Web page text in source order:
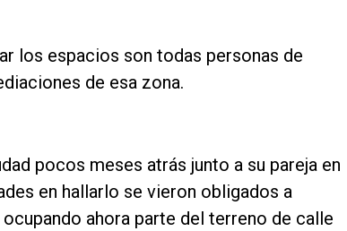
los espacios son todas personas de
de esa zona.
pocos meses atrás junto a su pareja en
en hallarlo se vieron obligados a
ahora parte del terreno de calle